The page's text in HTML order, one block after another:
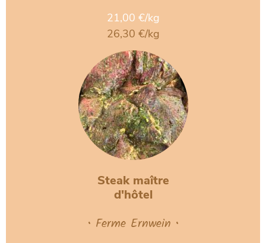
21,00 €/kg
26,30 €/kg
Steak maître
d'hôtel
• Ferme Ernwein •